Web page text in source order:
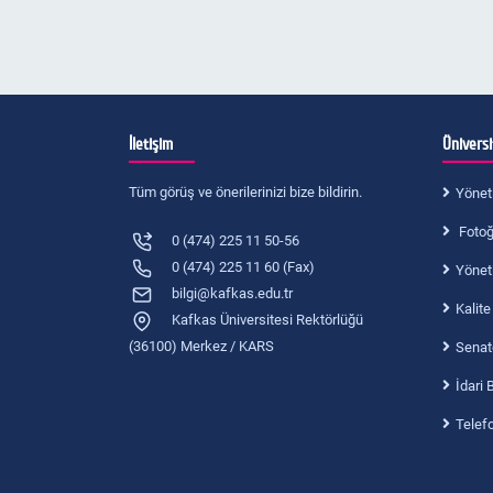
Sağlık Yönetimi (Uzaktan Eğitim) Tezsiz
İletişim
Tüm görüş ve önerilerinizi bize bildirin.
0 (474) 225 11 50-56
0 (474) 225 11 60 (Fax)
bilgi@kafkas.edu.tr
Kafkas Üniversitesi Rektörlüğü
(36100) Merkez / KARS
İdari